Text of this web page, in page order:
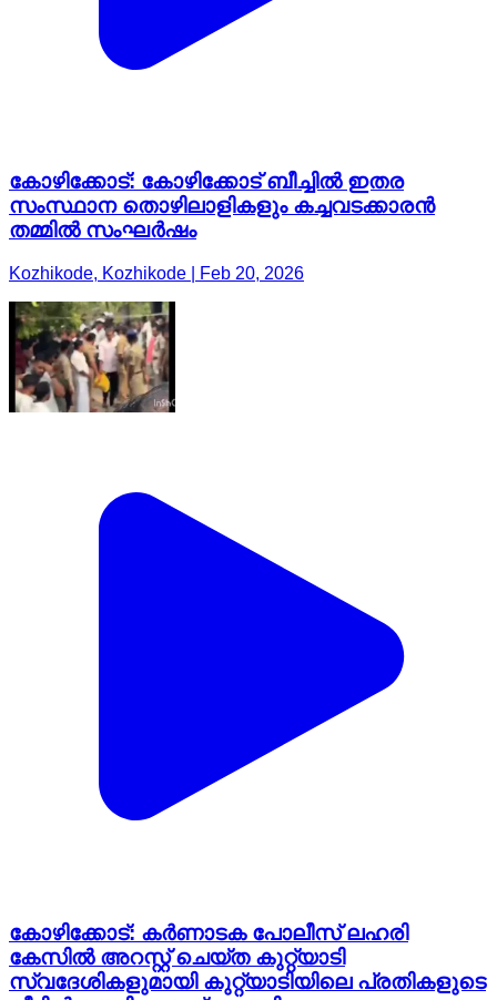
കോഴിക്കോട്: കോഴിക്കോട് ബീച്ചിൽ ഇതര
സംസ്ഥാന തൊഴിലാളികളും കച്ചവടക്കാരൻ
തമ്മിൽ സംഘർഷം
Kozhikode, Kozhikode | Feb 20, 2026
കോഴിക്കോട്: കർണാടക പോലീസ് ലഹരി
കേസിൽ അറസ്റ്റ് ചെയ്ത കുറ്റ്യാടി
സ്വദേശികളുമായി കുറ്റ്യാടിയിലെ പ്രതികളുടെ